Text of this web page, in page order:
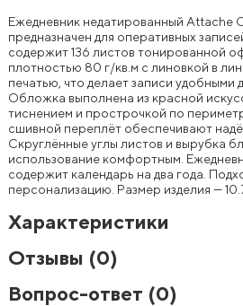
Ежедневник недатированный Attache
предназначен для оперативных
содержит 136 листов тонированной
плотностью 80 г/кв.м с линовкой в
печатью, что делает записи удобными
Обложка выполнена из красной
тиснением и прострочкой по
сшивной переплёт обеспечивают
Скруглённые углы листов и вырубка
использование комфортным.
содержит календарь на два года.
персонализацию. Размер изделия —
Характеристики
Отзывы (0)
Вопрос-ответ (0)